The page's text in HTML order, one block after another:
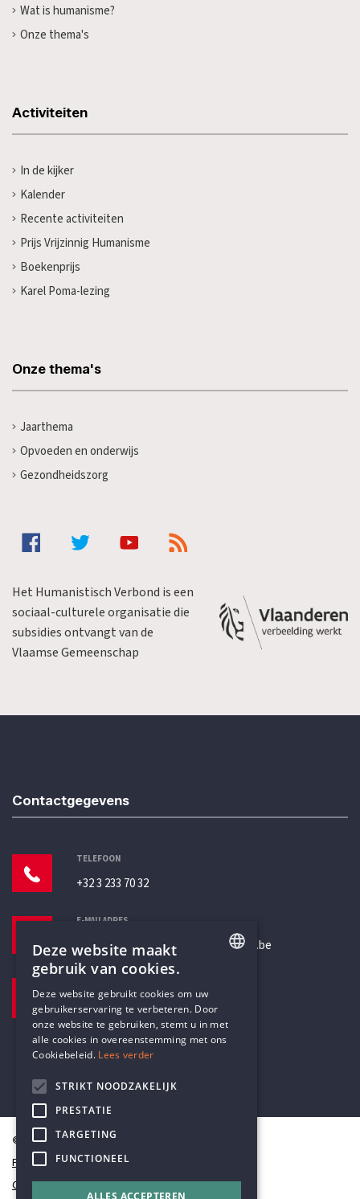
Wat is humanisme?
Onze thema's
Activiteiten
In de kijker
Kalender
Recente activiteiten
Prijs Vrijzinnig Humanisme
Boekenprijs
Karel Poma-lezing
Onze thema's
Jaarthema
Opvoeden en onderwijs
Gezondheidszorg
Het Humanistisch Verbond is een
sociaal-culturele organisatie die
subsidies ontvangt van de
Vlaamse Gemeenschap
Contactgegevens
TELEFOON
+32 3 233 70 32
E-MAILADRES
secretariaat@humanistischverbond.be
Pottenbrug 4
Antwerpen, 2000
© Humanistisch Verbond 2026
Privacy
Cookiestatement
DUTCH
Deze website maakt
gebruik van cookies.
Deze website gebruikt cookies om uw
gebruikerservaring te verbeteren. Door
onze website te gebruiken, stemt u in met
alle cookies in overeenstemming met ons
Cookiebeleid. Lees verder
STRIKT NOODZAKELIJK
PRESTATIE
TARGETING
FUNCTIONEEL
ALLES ACCEPTEREN